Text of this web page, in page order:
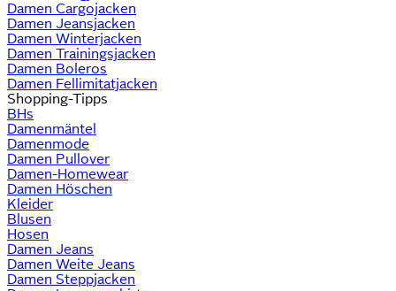
Damen Cargojacken
Damen Jeansjacken
Damen Winterjacken
Damen Trainingsjacken
Damen Boleros
Damen Fellimitatjacken
Shopping-Tipps
BHs
Damenmäntel
Damenmode
Damen Pullover
Damen-Homewear
Damen Höschen
Kleider
Blusen
Hosen
Damen Jeans
Damen Weite Jeans
Damen Steppjacken